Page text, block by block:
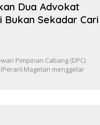
Dua Advokat
Bukan Sekadar Cari
Pimpinan Cabang (DPC)
Magetan menggelar